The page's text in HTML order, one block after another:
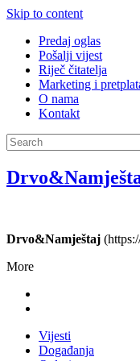
Skip to content
Predaj oglas
Pošalji vijest
Riječ čitatelja
Marketing i
O nama
Kontakt
Drvo&Namještaj
More
Vijesti
Događanja